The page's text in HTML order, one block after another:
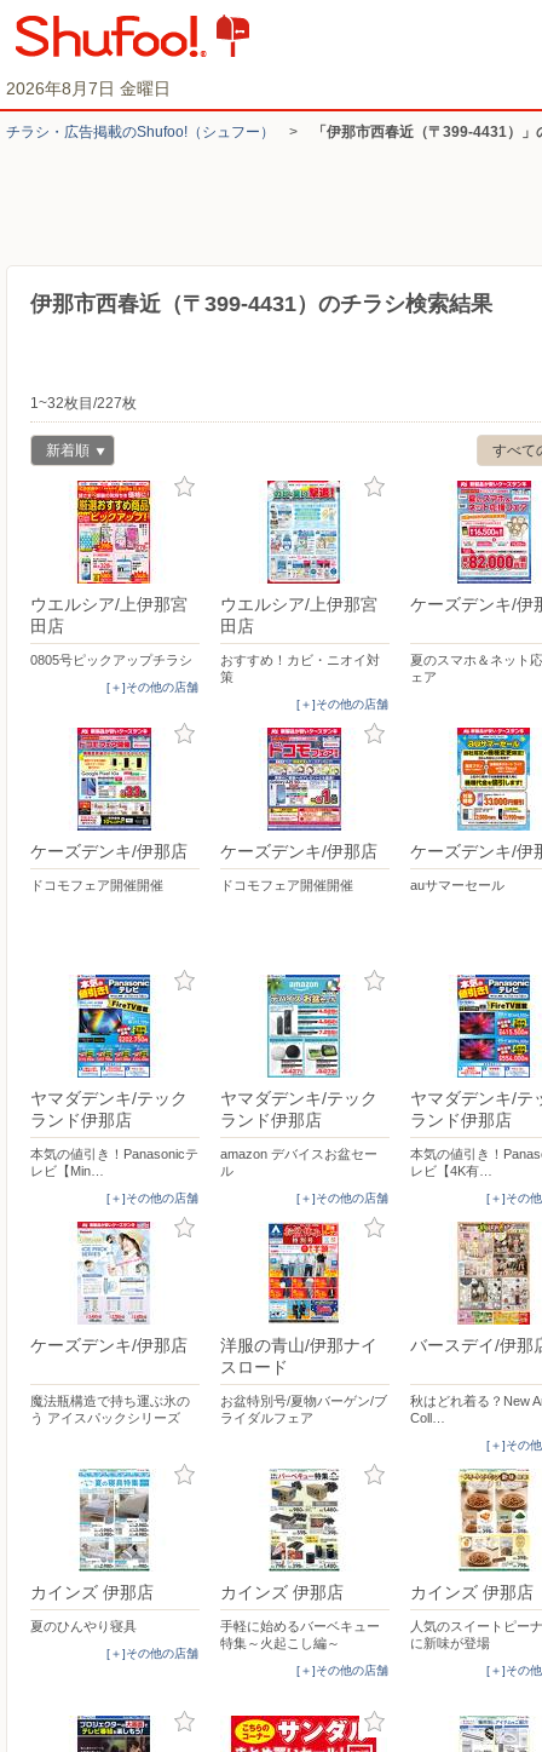
2026年8月7日 金曜日
チラシ・​広告掲載の​Shufoo!​（シュフー） > 「伊那市西春近（〒399-4431）
伊那市西春近（〒399-4431）のチラシ検索結果
1~32枚目/227枚
すべて
新着順
ウエルシア/上伊那宮
田店
0805号ピックアップチラシ
[＋]その他の店舗
ウエルシア/上伊那宮
田店
おすすめ！カビ・ニオイ対
策
[＋]その他の店舗
ケーズデンキ/伊
夏のスマホ＆ネット
ェア
ケーズデンキ/伊那店
ドコモフェア開催開催
ケーズデンキ/伊那店
ドコモフェア開催開催
ケーズデンキ/伊
auサマーセール
ヤマダデンキ/テック
ランド伊那店
本気の値引き！Panasonicテ
レビ【Min…
[＋]その他の店舗
ヤマダデンキ/テック
ランド伊那店
amazon デバイスお盆セー
ル
[＋]その他の店舗
ヤマダデンキ/テ
ランド伊那店
本気の値引き！
レビ【4K有…
[＋]その
ケーズデンキ/伊那店
魔法瓶構造で持ち運ぶ氷の
う アイスパックシリーズ
洋服の青山/伊那ナイ
スロード
お盆特別号/夏物バーゲン/ブ
ライダルフェア
バースデイ/伊那
秋はどれ着る？New
Coll…
[＋]その
カインズ 伊那店
夏のひんやり寝具
[＋]その他の店舗
カインズ 伊那店
手軽に始めるバーベキュー
特集～火起こし編～
[＋]その他の店舗
カインズ 伊那店
人気のスイートピー
に新味が登場
[＋]その